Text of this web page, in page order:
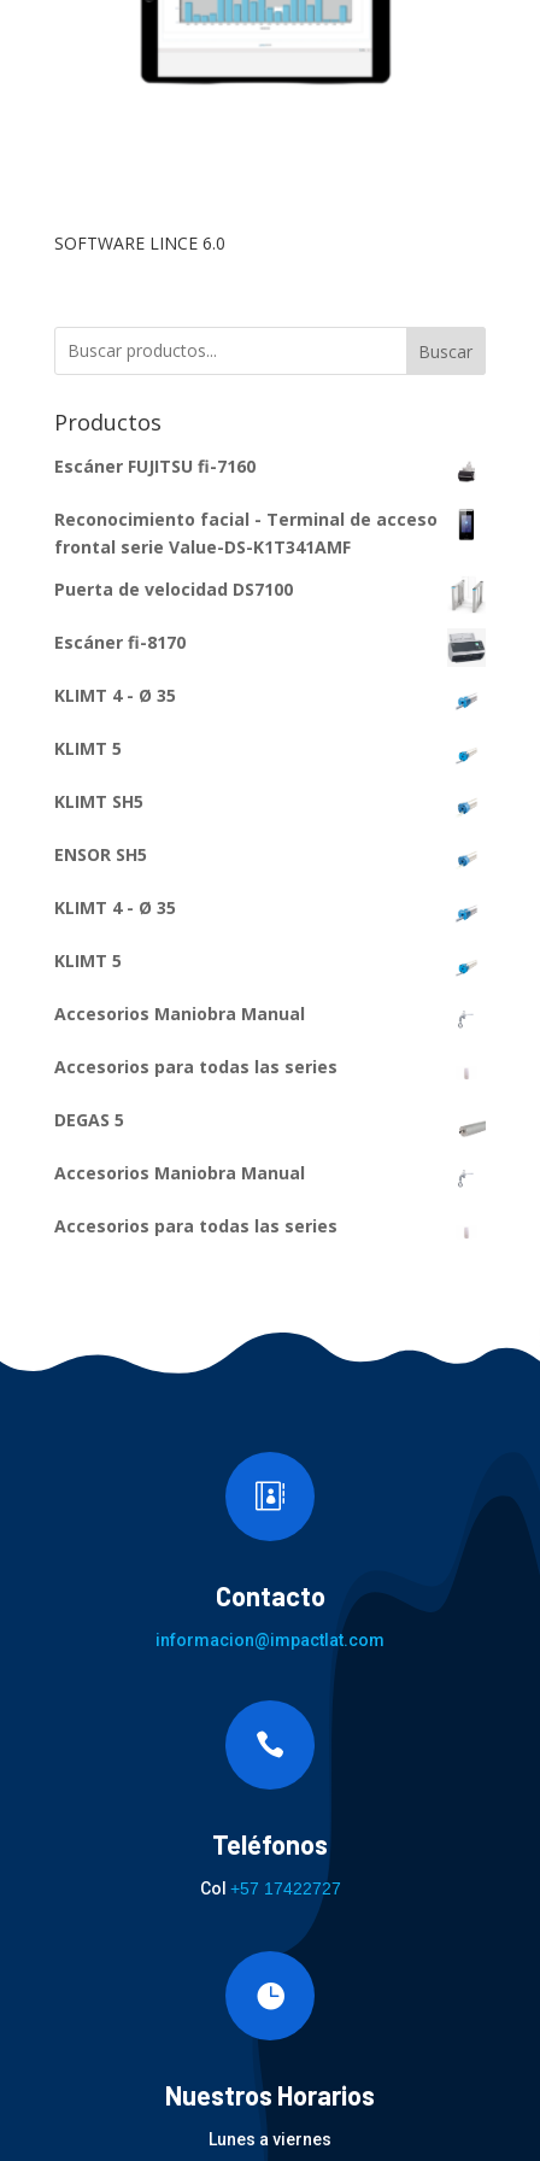
SOFTWARE LINCE 6.0
Buscar
Productos
Escáner FUJITSU fi-7160
Reconocimiento facial - Terminal de acceso
frontal serie Value-DS-K1T341AMF
Puerta de velocidad DS7100
Escáner fi-8170
KLIMT 4 - Ø 35
KLIMT 5
KLIMT SH5
ENSOR SH5
KLIMT 4 - Ø 35
KLIMT 5
Accesorios Maniobra Manual
Accesorios para todas las series
DEGAS 5
Accesorios Maniobra Manual
Accesorios para todas las series

Contacto
informacion@impactlat.com

Teléfonos
Col +57 17422727

Nuestros Horarios
Lunes a viernes